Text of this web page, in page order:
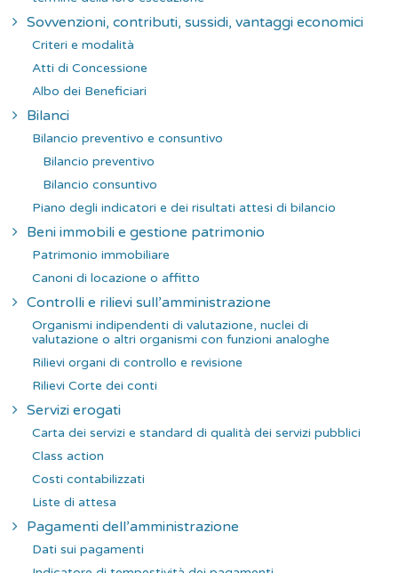
Sovvenzioni, contributi, sussidi, vantaggi economici
Criteri e modalità
Atti di Concessione
Albo dei Beneficiari
Bilanci
Bilancio preventivo e consuntivo
Bilancio preventivo
Bilancio consuntivo
Piano degli indicatori e dei risultati attesi di bilancio
Beni immobili e gestione patrimonio
Patrimonio immobiliare
Canoni di locazione o affitto
Controlli e rilievi sull’amministrazione
Organismi indipendenti di valutazione, nuclei di
valutazione o altri organismi con funzioni analoghe
Rilievi organi di controllo e revisione
Rilievi Corte dei conti
Servizi erogati
Carta dei servizi e standard di qualità dei servizi pubblici
Class action
Costi contabilizzati
Liste di attesa
Pagamenti dell’amministrazione
Dati sui pagamenti